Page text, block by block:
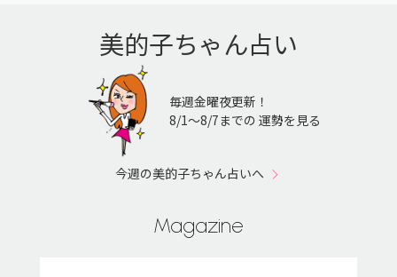
美的子ちゃん占い
毎週金曜夜更新！
8/1〜8/7までの 運勢を見る
今週の美的子ちゃん占いへ
Magazine